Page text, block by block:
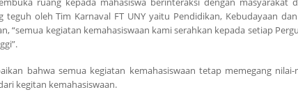
oleh Tim Karnaval FT UNY yaitu Pendidikan, Kebudayaan
“semua kegiatan kemahasiswaan kami serahkan kepada setiap
bahwa semua kegiatan kemahasiswaan tetap memegang
kegitan kemahasiswaan.